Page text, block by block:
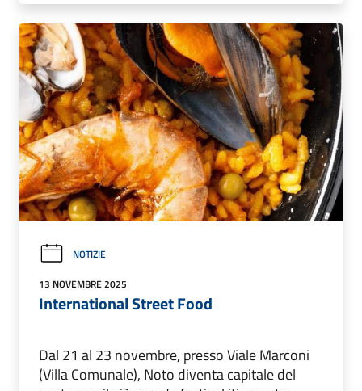
NOTIZIE
13 NOVEMBRE 2025
International Street Food
Dal 21 al 23 novembre, presso Viale Marconi
(Villa Comunale), Noto diventa capitale del